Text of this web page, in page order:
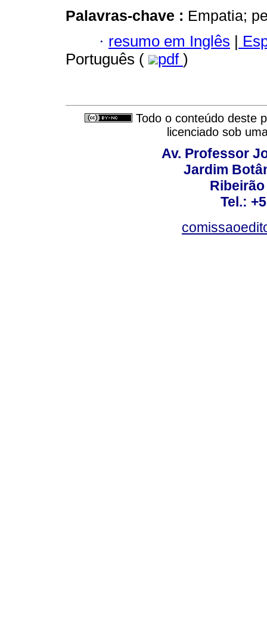
Palavras-chave : Empatia;
· resumo em Inglês |
Português (
pdf )
Todo o conteúdo deste
licenciado sob
Av. Professor
Jardim
Tel.: